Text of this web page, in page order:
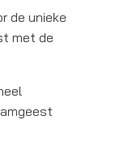
de unieke
met de